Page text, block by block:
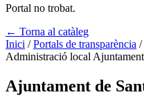
Portal no trobat.
← Torna al catàleg
Inici / Portals de transparència /
Administració local Ajuntament
Ajuntament de